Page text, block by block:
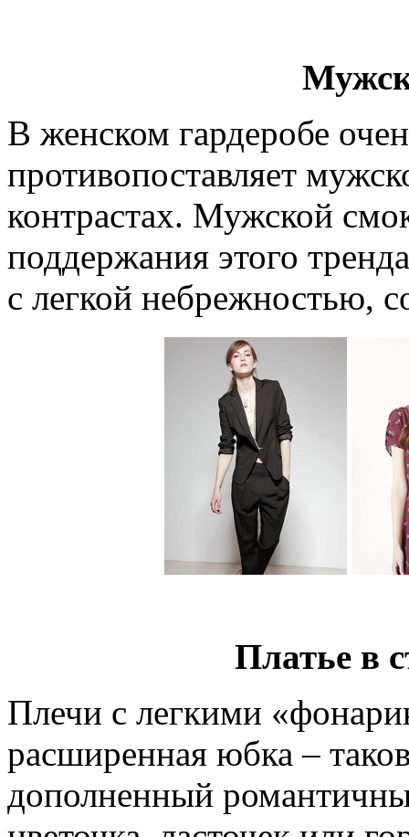
В женском гардеробе
противопоставляет
контрастах. Мужской
поддержания этого
с легкой небрежностью,
Платье в
Плечи с легкими
расширенная юбка –
дополненный